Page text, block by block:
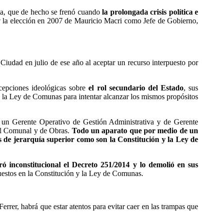
que de hecho se frenó cuandola prolongada crisis política e
la elección en 2007 de Mauricio Macri como Jefe de Gobierno,
en julio de ese año al aceptar un recurso interpuesto por
ideológicas sobreel rol secundario del Estado, sus
Ley de Comunas para intentar alcanzar los mismos propósitos
Gerente Operativo de Gestión Administrativa y de Gerente
Comunal y de Obras. Todo un aparato que por medio de un
de jerarquía superior como son la Constitución y la Ley de
inconstitucional el Decreto 251/2014 y lo demolió en sus
en la Constitución y la Ley de Comunas.
habrá que estar atentos para evitar caer en las trampas que